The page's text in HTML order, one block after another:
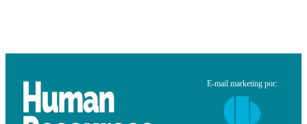
E-mail marketing por: